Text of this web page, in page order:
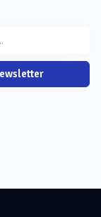
d’un
maladie
respiratoires
hydrotellurique,
(réseaux
est une